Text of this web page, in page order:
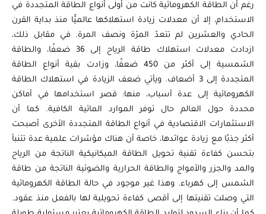
رغم أن الطاقة الكهرومائية كانت من أولى أنواع الطاقة المتجددة في
الاستخدام، إلا أن معدلات زيادة استهلاكها عالميًّا منذ بداية القرن
الحادي والعشرين لم تتعدّ المرّة ونصف المرة. في مقابل ذلك،
ازدادت معدلات استهلاك طاقة الرياح إلى 36 ضعفًا، والطاقة
الشمسية إلى أكثر من 450 ضعفًا، وزادت بقية أنواع الطاقة
المتجددة إلى 3 أضعاف. ويأتي ضعف الزيادة في استهلاك الطاقة
الكهرومائية إلى عدة أسباب، منها: قصر استخدامها في أماكن
محددة حول العالم حال توفر الموارد المائية الكافية. كما أن
الاستثمارات الاقتصادية في أنواع الطاقة المتجددة الأخرى أصبحت
أكثر جذبًا مع زيادة عوائدها، خاصة أن هناك مؤشرات علمية عدة تتنبأ
بتحسن كفاءة تقنية تحويل الطاقة الميكانيكية الناتجة من الرياح
والمد والجزر والأمواج والطاقة الحرارية والضوئية الناتجة من طاقة
الشمس إلى كهرباء. وهذا غير موجود في حالة الطاقة الكهرومائية
التي وصلت تقنيتها إلى أقصى كفاءة تحويلية لها بالفعل منذ عقود.